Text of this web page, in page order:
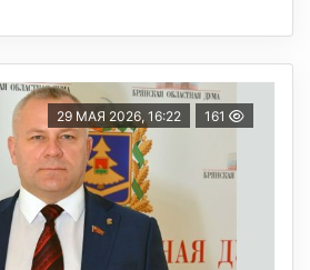
29 МАЯ 2026, 16:22 161